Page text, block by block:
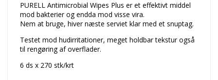
PURELL Antimicrobial Wipes Plus er et effektivt middel
mod bakterier og endda mod visse vira.
Nem at bruge, hiver næste serviet klar med et snuptag.
Testet mod hudirritationer, meget holdbar tekstur også
til rengøring af overflader.
6 ds x 270 stk/krt